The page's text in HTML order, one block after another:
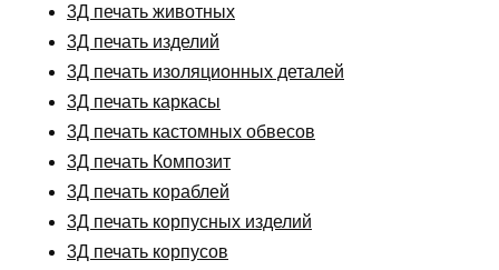
3Д печать животных
3Д печать изделий
3Д печать изоляционных деталей
3Д печать каркасы
3Д печать кастомных обвесов
3Д печать Композит
3Д печать кораблей
3Д печать корпусных изделий
3Д печать корпусов